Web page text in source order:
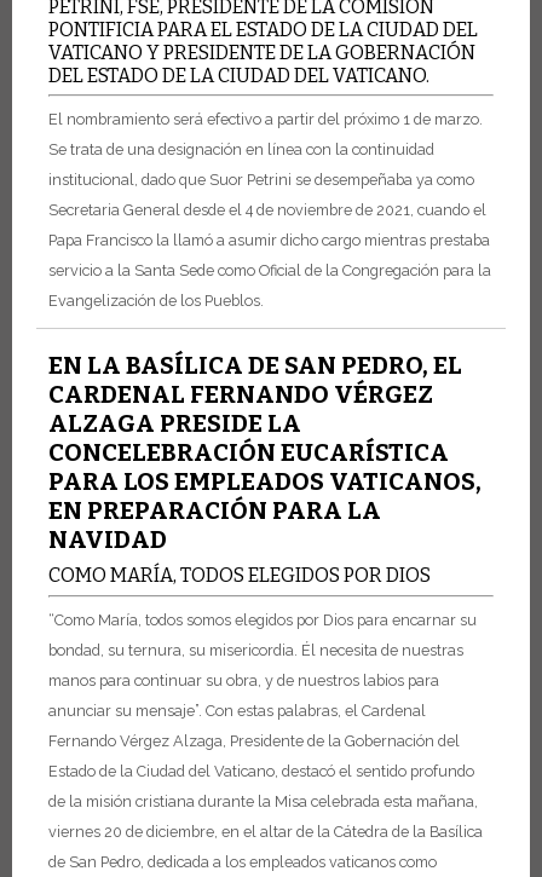
PETRINI, FSE, PRESIDENTE DE LA COMISIÓN
PONTIFICIA PARA EL ESTADO DE LA CIUDAD DEL
VATICANO Y PRESIDENTE DE LA GOBERNACIÓN
DEL ESTADO DE LA CIUDAD DEL VATICANO.
El nombramiento será efectivo a partir del próximo 1 de marzo.
Se trata de una designación en línea con la continuidad
institucional, dado que Suor Petrini se desempeñaba ya como
Secretaria General desde el 4 de noviembre de 2021, cuando el
Papa Francisco la llamó a asumir dicho cargo mientras prestaba
servicio a la Santa Sede como Oficial de la Congregación para la
Evangelización de los Pueblos.
EN LA BASÍLICA DE SAN PEDRO, EL
CARDENAL FERNANDO VÉRGEZ
ALZAGA PRESIDE LA
CONCELEBRACIÓN EUCARÍSTICA
PARA LOS EMPLEADOS VATICANOS,
EN PREPARACIÓN PARA LA
NAVIDAD
COMO MARÍA, TODOS ELEGIDOS POR DIOS
“Como María, todos somos elegidos por Dios para encarnar su
bondad, su ternura, su misericordia. Él necesita de nuestras
manos para continuar su obra, y de nuestros labios para
anunciar su mensaje”. Con estas palabras, el Cardenal
Fernando Vérgez Alzaga, Presidente de la Gobernación del
Estado de la Ciudad del Vaticano, destacó el sentido profundo
de la misión cristiana durante la Misa celebrada esta mañana,
viernes 20 de diciembre, en el altar de la Cátedra de la Basílica
de San Pedro, dedicada a los empleados vaticanos como